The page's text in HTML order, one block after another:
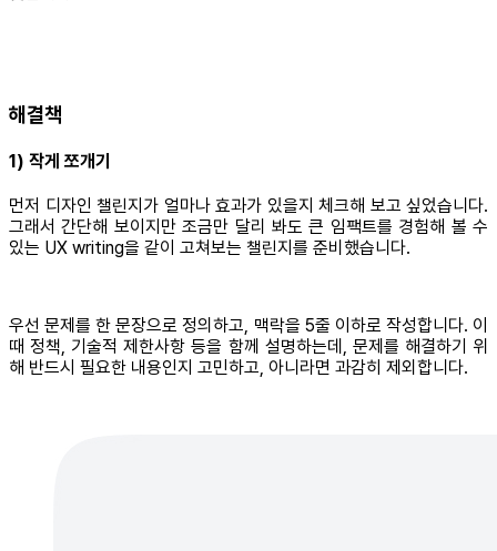
해결책
1) 작게 쪼개기
먼저 디자인 챌린지가 얼마나 효과가 있을지 체크해 보고 싶었습니다.
그래서 간단해 보이지만 조금만 달리 봐도 큰 임팩트를 경험해 볼 수
있는 UX writing을 같이 고쳐보는 챌린지를 준비했습니다.
우선 문제를 한 문장으로 정의하고, 맥락을 5줄 이하로 작성합니다. 이
때 정책, 기술적 제한사항 등을 함께 설명하는데, 문제를 해결하기 위
해 반드시 필요한 내용인지 고민하고, 아니라면 과감히 제외합니다.